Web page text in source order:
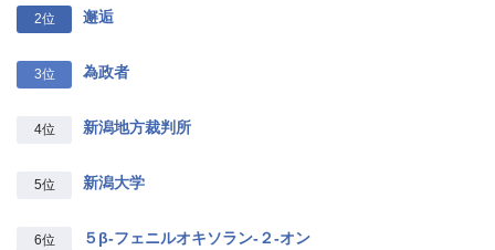
2位 邂逅
3位 為政者
4位 新潟地方裁判所
5位 新潟大学
6位 ５β‐フェニルオキソラン‐２‐オン